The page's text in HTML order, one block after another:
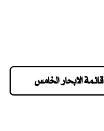
قائمة الابحار الخامس